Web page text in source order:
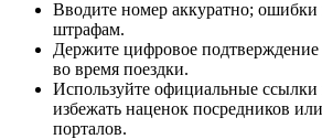
Вводите номер аккуратно; ошибки
штрафам.
Держите цифровое
во время поездки.
Используйте официальные
избежать наценок посредников
порталов.